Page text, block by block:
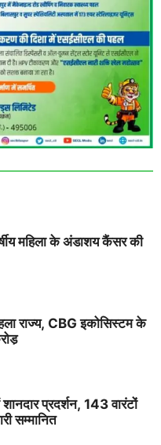
महिला के अंडाशय कैंसर की
राज्य, CBG इकोसिस्टम के
प्रदर्शन, 143 वारंटों
सम्मानित